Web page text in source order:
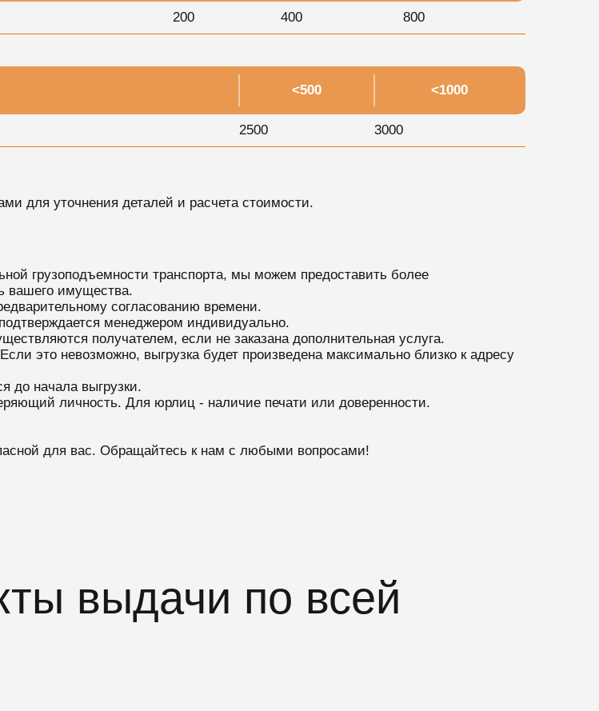
200 400 800
<500 <1000
2500 3000
для уточнения деталей и расчета стоимости.
грузоподъемности транспорта, мы можем предоставить более
вашего имущества.
согласованию времени.
менеджером индивидуально.
получателем, если не заказана дополнительная услуга.
это невозможно, выгрузка будет произведена максимально близко к адресу
до начала выгрузки.
личность. Для юрлиц - наличие печати или доверенности.
для вас. Обращайтесь к нам с любыми вопросами!
выдачи по всей